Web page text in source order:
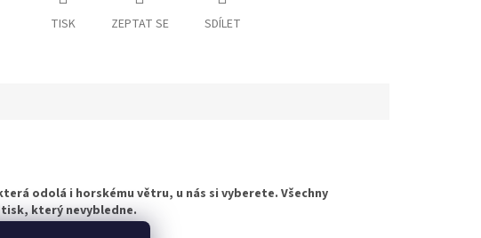
TISK ZEPTAT SE SDÍLET
odolá i horskému větru, u nás si vyberete. Všechny
který nevybledne.